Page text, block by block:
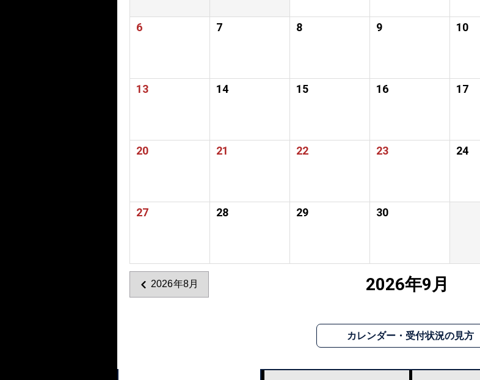
6 7 8 9 10
13 14 15 16 17
20 21 22 23 24
27 28 29 30
2026年8月 2026年9月
カレンダー・受付状況の見方